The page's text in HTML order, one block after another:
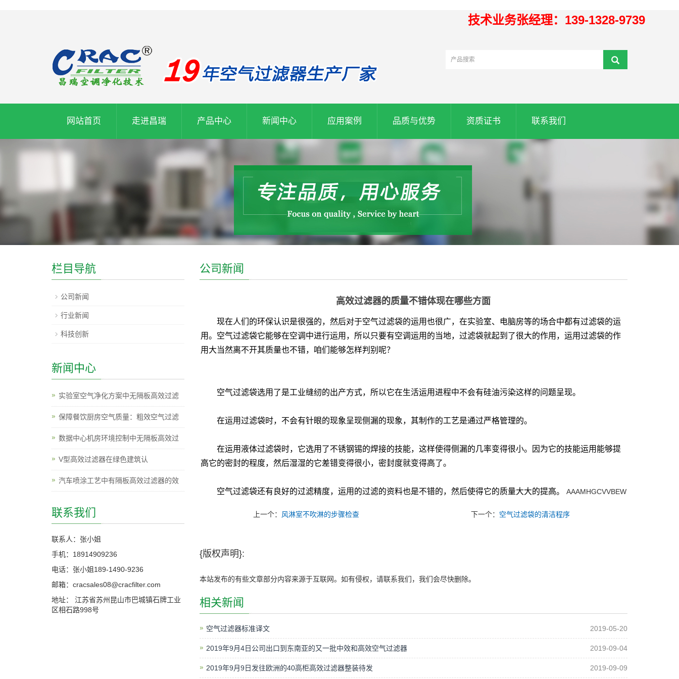
技术业务张经理：139-1328-9739
网站首页 走进昌瑞 产品中心 新闻中心 应用案例 品质与优势 资质证书 联系我们
公司新闻
高效过滤器的质量不错体现在哪些方面
现在人们的环保认识是很强的，然后对于空气过滤袋的运用也很广，在实验室、电脑房等的场合中都有过滤袋的运
用。空气过滤袋它能够在空调中进行运用，所以只要有空调运用的当地，过滤袋就起到了很大的作用，运用过滤袋的作
用大当然离不开其质量也不错，咱们能够怎样判别呢？
空气过滤袋选用了是工业缝纫的出产方式，所以它在生活运用进程中不会有硅油污染这样的问题呈现。
在运用过滤袋时，不会有针眼的现象呈现侧漏的现象，其制作的工艺是通过严格管理的。
在运用液体过滤袋时，它选用了不锈钢锡的焊接的技能，这样使得侧漏的几率变得很小。因为它的技能运用能够提
高它的密封的程度，然后湿湿的它差错变得很小，密封度就变得高了。
空气过滤袋还有良好的过滤精度，运用的过滤的资料也是不错的，然后使得它的质量大大的提高。 AAAMHGCVVBEW
上一个： 风淋室不吹淋的步骤检查 下一个： 空气过滤袋的清洁程序
{版权声明}:
本站发布的有些文章部分内容来源于互联网。如有侵权，请联系我们，我们会尽快删除。
相关新闻
空气过滤器标准译文 2019-05-20
2019年9月4日公司出口到东南亚的又一批中效和高效空气过滤器 2019-09-04
2019年9月9日发往欧洲的40高柜高效过滤器整装待发 2019-09-09
栏目导航
公司新闻
行业新闻
科技创新
新闻中心
实验室空气净化方案中无隔板高效过滤
保障餐饮厨房空气质量：粗效空气过滤
数据中心机房环境控制中无隔板高效过
V型高效过滤器在绿色建筑认
汽车喷涂工艺中有隔板高效过滤器的效
联系我们
联系人：张小姐
手机：18914909236
电话：张小姐189-1490-9236
邮箱：cracsales08@cracfilter.com
地址： 江苏省苏州昆山市巴城镇石牌工业
区相石路998号